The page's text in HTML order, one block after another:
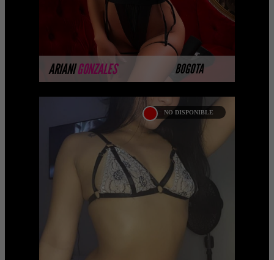
ARIANIGONZALES BOGOTA
MÁS INFORMACIÓN
NO DISPONIBLE
MARIANA KROSS
Soy Mariana Escorts Bogota y te daré
los mejores momentos de tu vida,
satisfaciendo cada uno de tus deseos
más íntimos ...